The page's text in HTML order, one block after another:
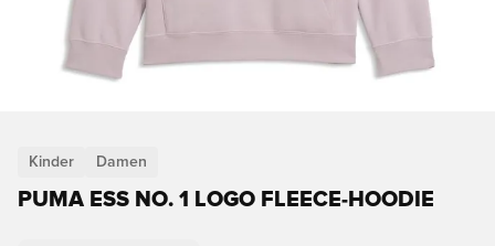
Kinder Damen
PUMA ESS NO. 1 LOGO FLEECE-HOODIE